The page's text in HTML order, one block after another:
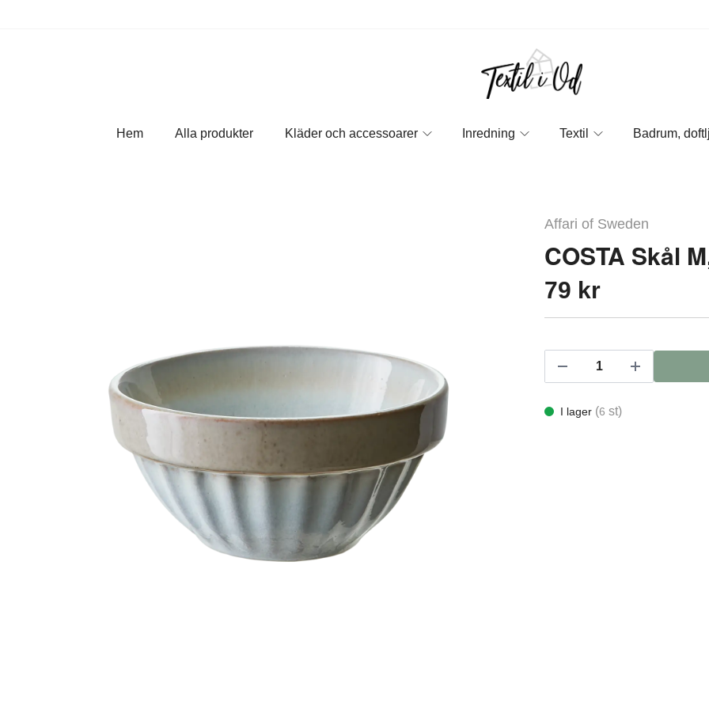
Hem Alla produkter Kläder och accessoarer Inredning Textil Badrum,
Affari of Sweden
COSTA Skål
79 kr
I lager (6 st)